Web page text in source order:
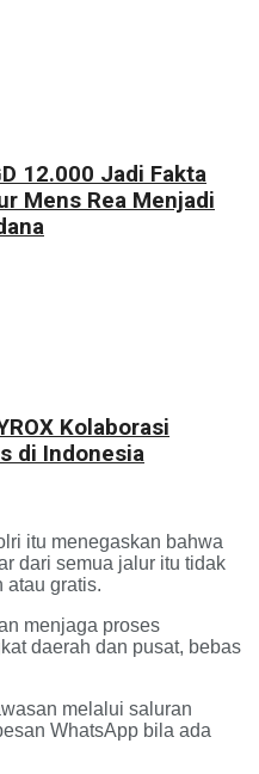
12.000 Jadi Fakta
Mens Rea Menjadi
Kolaborasi
di Indonesia
itu menegaskan bahwa
dari semua jalur itu tidak
atau gratis.
menjaga proses
daerah dan pusat, bebas
melalui saluran
WhatsApp bila ada